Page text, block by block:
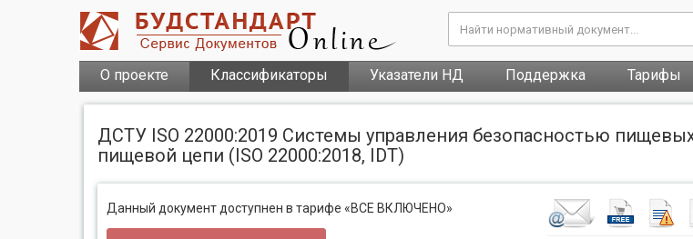
О проекте Классификаторы Указатели НД Поддержка Тарифы
ДСТУ ISO 22000:2019 Системы управления безопасностью
пищевой цепи (ISO 22000:2018, IDT)
Данный документ доступнен в тарифе «ВСЕ ВКЛЮЧЕНО»